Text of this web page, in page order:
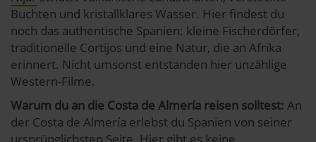
Buchten und kristallklares Wasser. Hier findest du
noch das authentische Spanien: kleine Fischerdörfer,
traditionelle Cortijos und eine Natur, die an Afrika
erinnert. Nicht umsonst entstanden hier unzählige
Western-Filme.
Warum du an die Costa de Almería reisen solltest: An
der Costa de Almería erlebst du Spanien von seiner
ursprünglichsten Seite. Hier gibt es keine